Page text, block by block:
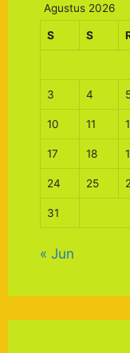
Agustus 2026
S S
3 4
10 11
17 18
24 25
31
« Jun